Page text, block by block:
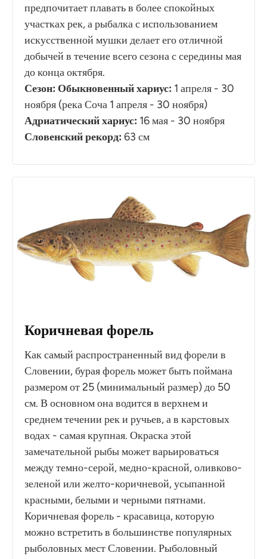
предпочитает плавать в более спокойных
участках рек, а рыбалка с использованием
искусственной мушки делает его отличной
добычей в течение всего сезона с середины мая
до конца октября.
Сезон: Обыкновенный хариус: 1 апреля - 30
ноября (река Соча 1 апреля - 30 ноября)
Адриатический хариус: 16 мая - 30 ноября
Словенский рекорд: 63 см
Коричневая форель
Как самый распространенный вид форели в
Словении, бурая форель может быть поймана
размером от 25 (минимальный размер) до 50
см. В основном она водится в верхнем и
среднем течении рек и ручьев, а в карстовых
водах - самая крупная. Окраска этой
замечательной рыбы может варьироваться
между темно-серой, медно-красной, оливково-
зеленой или желто-коричневой, усыпанной
красными, белыми и черными пятнами.
Коричневая форель - красавица, которую
можно встретить в большинстве популярных
рыболовных мест Словении. Рыболовный